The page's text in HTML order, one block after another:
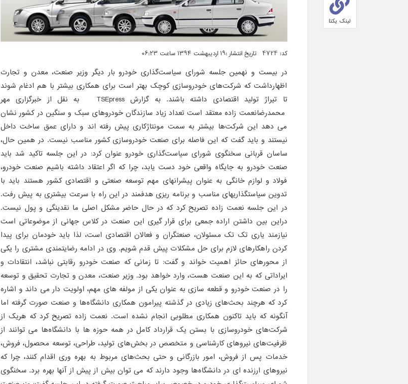
لینک یکتا
کد: 4724 تاریخ انتشار :۱۹ اردیبهشت ۱۳۹۴ ساعت ۰۶:۲۳
در بیست و نهمین جلسه شورای سیاست‌گذاری خودرو بار دیگر وزیر صنعت، معدن و تجارت
اظهارداشت که شرکت‌های خودروسازی کوچک بهتر است برای همکاری بیشتر با هم ادغام شوند
تا تیراژ تولید اقتصادی داشته باشند. به گزارش TSEpress
به نقل از خبرگزاری مهر
محمدرضانعمت زاده معتقد است تعداد زیاد سازندگان خودروهای سبک و سنگین در کشور نشان
می دهد این شرکت‌ها بیشتر به سمت مونتاژکاری پیش رفته اند و دارای عمق ساخت داخل
نیستند و باید گفت که این فاصله برای صنعت خودروسازی کشور مناسب نیست. در همین حال،
ساسان قربانی سخنگوی شورای سیاست‌گذاری خودرو عنوان کرد: در این جلسه تاکید شد باید
صنعت خودرو به جایگاه واقعی خود دست یابد، چرا که اگر اعتقاد داشته باشیم صنعت خودرو،
فولاد و لوازم خانگی به عنوان پیشرانهای مهم توسعه صنعتی و اقتصادی کشور هستند باید با
تدوین سیاستگذاریهای مناسب و برنامه ریزی هدفمند در این راه با سرعت بیشتری به پیش رفت.
در این جلسه نعمت زاده تصریح کرد که در حال حاضر مشکل اصلی ما نقدینگی و پول نیست.
دراین بین داشتن اراده جمعی برای قرار گیری این صنعت در کلاس جهانی از موضوعاتی است
نیازمند یاری تک تک مسئولان، صنعتگران و فعالان اقتصادی است، لذا باید خودمان برای پیدا
کردن راهکارهای لازم برای حل مشکلات پیش قدم شویم. وی در ادامه رضایتمندی مشتری را یکی
از محورهای حائز اهمیت خواند و گفت: تا زمانی که صنعت خودرو رقابتی نباشد، انتقادات و
ایراداتی که به این صنعت هست، وارد خواهد بود. وزیر صنعت، معدن و تجارت تحقیق و توسعه
را در صنعت خودرو و قطعه سازی به عنوان یکی از مولفه های مهم، اولویت دار می داند و اشاره
کرد که هرچند بحث‌های زیادی در گذشته پیرامون همکاری دانشگاه‌ها و صنعت صورت گرفته اما
آنگونه که باید تاکنون همکاری مطلوبی انجام نشده است. نعمت زاده تصریح کرد که هریک از
شرکت‌های خودروسازی با بستن یک قرارداد کامل در همه حوزه ها با دانشگاه‌ها می توانند از
ظرفیت‌های نیروهای کارشناسی و متخصص در بخش‌های تولید، طراحی، توسعه محصول، فروش،
خدمات پس از فروش، امور بازرگانی و حتی بحث‌های مربوط به بهره وری اقدام کنند، چرا که
نیروهای ارزنده ای در دانشگاه‌ها وجود دارند که می توان بیش از پیش از آنها بهره برد. سخنگوی